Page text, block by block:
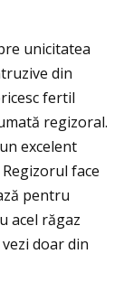
unicitatea
din
fertil
regizoral.
excelent
face
pentru
acel răgaz
doar din